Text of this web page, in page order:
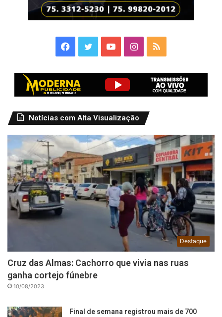
Facebook
TwitterYouTubeInstagram
RSS
Notícias com Alta Visualização
Destaque
Cruz das Almas: Cachorro que vivia nas ruas
ganha cortejo fúnebre
10/08/2023
Final de semana registrou mais de 700